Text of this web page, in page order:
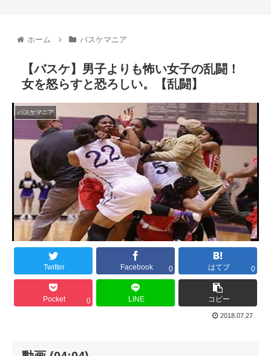
ホーム バスケマニア
【バスケ】男子よりも怖い女子の乱闘！
女を怒らすと恐ろしい。【乱闘】
バスケマニア
Twitter Facebook 0 はてブ 0
Pocket 0 LINE コピー
2018.07.27